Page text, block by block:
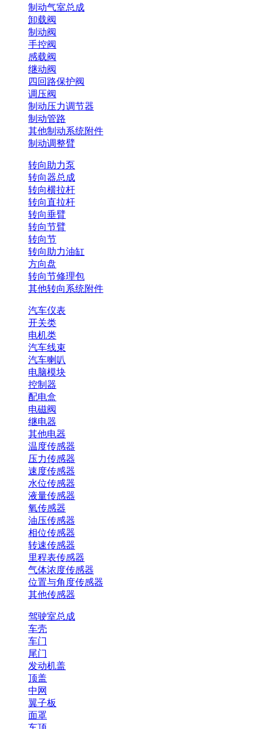
制动气室总成
卸载阀
制动阀
手控阀
感载阀
继动阀
四回路保护阀
调压阀
制动压力调节器
制动管路
其他制动系统附件
制动调整臂
转向助力泵
转向器总成
转向横拉杆
转向直拉杆
转向垂臂
转向节臂
转向节
转向助力油缸
方向盘
转向节修理包
其他转向系统附件
汽车仪表
开关类
电机类
汽车线束
汽车喇叭
电脑模块
控制器
配电盒
电磁阀
继电器
其他电器
温度传感器
压力传感器
速度传感器
水位传感器
液量传感器
氧传感器
油压传感器
相位传感器
转速传感器
里程表传感器
气体浓度传感器
位置与角度传感器
其他传感器
驾驶室总成
车壳
车门
尾门
发动机盖
顶盖
中网
翼子板
面罩